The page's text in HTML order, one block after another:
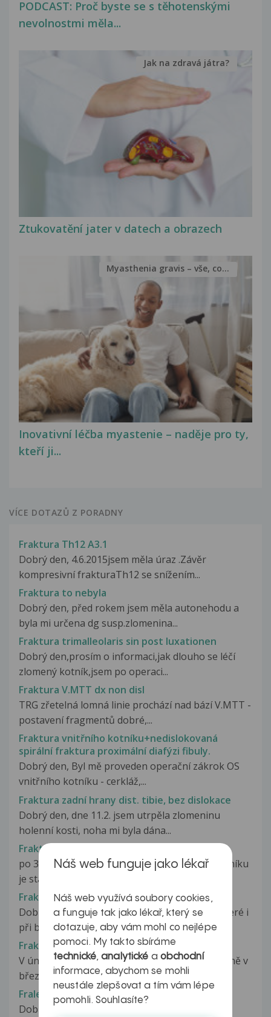
PODCAST: Proč byste se s těhotenskými
nevolnostmi měla...
Ztukovatění jater v datech a obrazech
Jak na zdravá játra?
Inovativní léčba myastenie – naděje pro ty,
kteří ji...
Myasthenia gravis – vše, co...
VÍCE DOTAZŮ Z PORADNY
Fraktura Th12 A3.1
Dobrý den, 4.6.2015jsem měla úraz .Závěr
kompresivní frakturaTh12 se snížením...
Fraktura to nebyla
Dobrý den, před rokem jsem měla autonehodu a
byla mi určena dg susp.zlomenina...
Fraktura trimalleolaris sin post luxationen
Dobrý den,prosím o informaci,jak dlouho se léčí
zlomený kotník,jsem po operaci...
Fraktura V.MTT dx non disl
TRG zřetelná lomná linie prochází nad bází V.MTT -
postavení fragmentů dobré,...
Fraktura vnitřního kotníku+nedislokovaná
spirální fraktura proximální diafýzi fibuly.
Dobrý den, Byl mě proveden operační zákrok OS
vnitřního kotníku - cerkláž,...
Fraktura zadní hrany dist. tibie, bez dislokace
Dobrý den, dne 11.2. jsem utrpěla zlomeninu
holenní kosti, noha mi byla dána...
Fraktura zevního kotníku
po 3 měsících konzervativního léčení fr.zev.kotníku
je stále patrna linie zlomu...
Fraktura žeber
Dobrý den, maminka dostala vysoké teploty,které i
při braní atb trvaly několik...
Fraktura žeber
V únoru mi při kašli mi prasklo žebro a postupně v
březnu další a v květnu další....
Fraleyho syndrom
Dobrý den, mám vrozený Fraleyho syndrom
Náš web funguje jako lékař
Náš web využívá soubory cookies,
a funguje tak jako lékař, který se
dotazuje, aby vám mohl co nejlépe
pomoci. My takto sbíráme
technické,analytické a obchodní
informace, abychom se mohli
neustále zlepšovat a tím vám lépe
pomohli. Souhlasíte?